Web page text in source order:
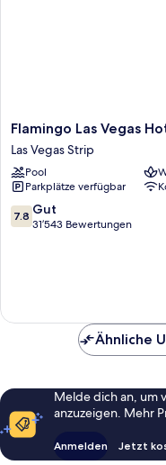
Flamingo
Las
Vegas
Hotel
&
Casino
Las
Flamingo Las Vegas
Las Vegas Strip
Pool
Parkplätze verfügbar
7.8
von
7.8 Gut
31’543 Bewertungen
Ähnliche
Melde dich an, um
anzuzeigen. Mehr
Anmelden Jetzt